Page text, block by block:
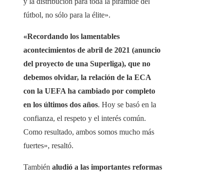
fútbol, ​​no sólo para la élite».
«Recordando los lamentables
acontecimientos de abril de 2021 (anuncio
del proyecto de una Superliga), que no
debemos olvidar, la relación de la ECA
con la UEFA ha cambiado por completo
en los últimos dos años. Hoy se basó en la
confianza, el respeto y el interés común.
Como resultado, ambos somos mucho más
fuertes», resaltó.
También aludió a las importantes reformas